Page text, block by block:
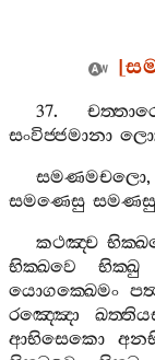
[
37.
සංවිජ‍්ජමානා
සමණමචලො
සමණෙසු
කථඤ‍්ච
භික‍්ඛවෙ
භික‍්ඛු
යොගක‍්ඛෙමං
රඤ‍්ඤො
ආභිසෙකො